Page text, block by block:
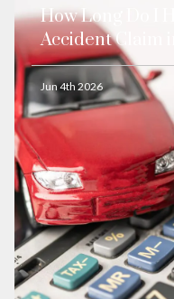
How Long Do I
Accident Claim
Jun 4th 2026